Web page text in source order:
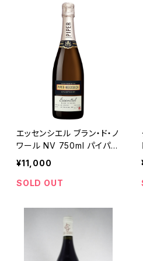
エッセンシエル ブラン・ド・ノ
ワール NV 750ml パイパ
ー・エドシック
¥11,000
SOLD OUT